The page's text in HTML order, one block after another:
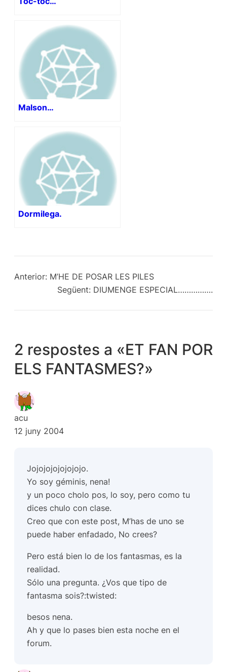
Malson…
Dormilega.
Anterior: M’HE DE POSAR LES PILES
Següent: DIUMENGE ESPECIAL…………….
2 respostes a «ET FAN POR
ELS FANTASMES?»
acu
12 juny 2004
Jojojojojojojojo.
Yo soy géminis, nena!
y un poco cholo pos, lo soy, pero como tu
dices chulo con clase.
Creo que con este post, M’has de uno se
puede haber enfadado, No crees?
Pero está bien lo de los fantasmas, es la
realidad.
Sólo una pregunta. ¿Vos que tipo de
fantasma sois?:twisted:
besos nena.
Ah y que lo pases bien esta noche en el
forum.